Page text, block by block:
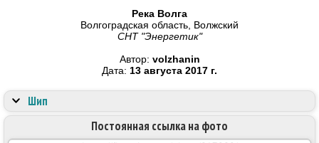
Река Волга
Волгоградская область, Волжский
СНТ "Энергетик"
Автор: volzhanin
Дата: 13 августа 2017 г.
Постоянная ссылка на фото
Шип